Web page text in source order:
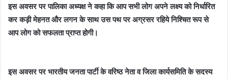
इस अवसर पर पालिका अध्यक्ष ने कहा कि आप सभी लोग अपने लक्ष्य को निर्धारित
कर कड़ी मेहनत और लगन के साथ उस पथ पर अग्रसर रहिये निश्चित रूप से
आप लोग को सफलता प्राप्त होगी।
इस अवसर पर भारतीय जनता पार्टी के वरिष्ठ नेता व जिला कार्यसमिति के सदस्य